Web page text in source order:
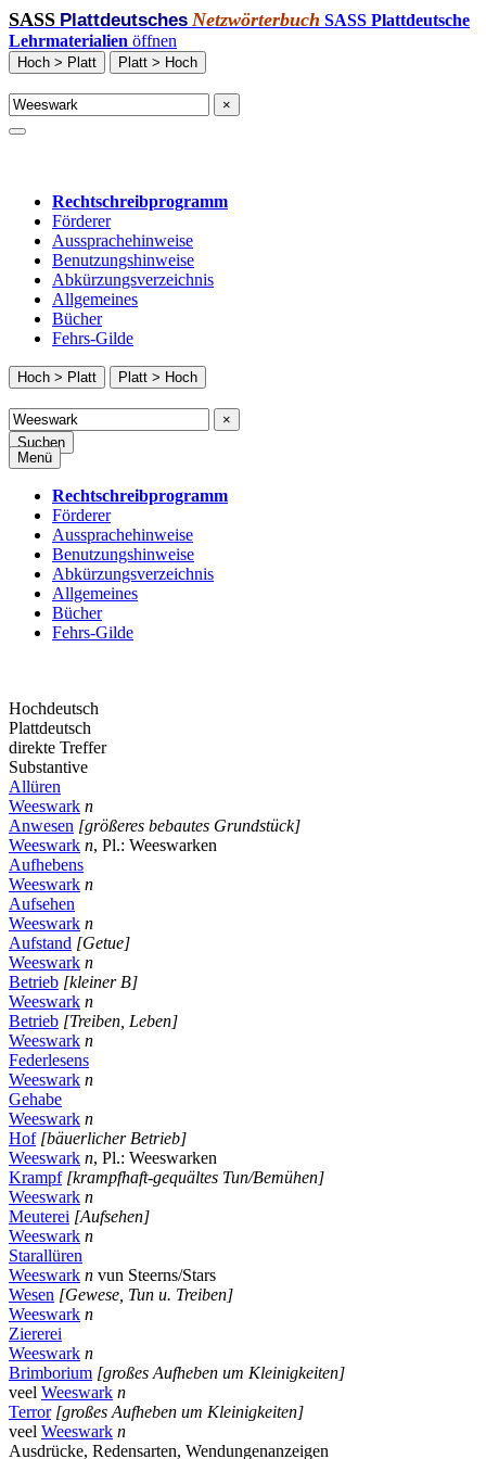
SASS Plattdeutsches Netzwörterbuch SASS Plattdeutsche
Lehrmaterialien öffnen
Hoch > Platt Platt > Hoch
×
Rechtschreibprogramm
Förderer
Aussprachehinweise
Benutzungshinweise
Abkürzungsverzeichnis
Allgemeines
Bücher
Fehrs-Gilde
Hoch > Platt Platt > Hoch
×
Suchen
Menü
Rechtschreibprogramm
Förderer
Aussprachehinweise
Benutzungshinweise
Abkürzungsverzeichnis
Allgemeines
Bücher
Fehrs-Gilde
Hochdeutsch
Plattdeutsch
direkte Treffer
Substantive
Allüren
Weeswark n
Anwesen [größeres bebautes Grundstück]
Weeswark n, Pl.: Weeswarken
Aufhebens
Weeswark n
Aufsehen
Weeswark n
Aufstand [Getue]
Weeswark n
Betrieb [kleiner B]
Weeswark n
Betrieb [Treiben, Leben]
Weeswark n
Federlesens
Weeswark n
Gehabe
Weeswark n
Hof [bäuerlicher Betrieb]
Weeswark n, Pl.: Weeswarken
Krampf [krampfhaft-gequältes Tun/Bemühen]
Weeswark n
Meuterei [Aufsehen]
Weeswark n
Starallüren
Weeswark n vun Steerns/Stars
Wesen [Gewese, Tun u. Treiben]
Weeswark n
Ziererei
Weeswark n
Brimborium [großes Aufheben um Kleinigkeiten]
veel Weeswark n
Terror [großes Aufheben um Kleinigkeiten]
veel Weeswark n
Ausdrücke, Redensarten, Wendungenanzeigen